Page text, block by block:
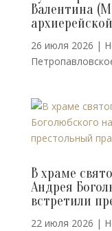
Валентина
26 июля 2026 |
В храме
Андрея
встретили
22 июля 2026 |